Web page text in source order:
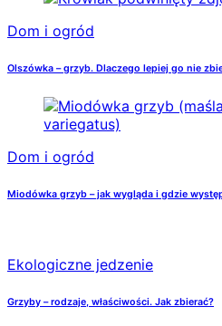
Dom i ogród
Olszówka – grzyb. Dlaczego lepiej go nie
Dom i ogród
Miodówka grzyb – jak wygląda i gdzie
Ekologiczne jedzenie
Grzyby – rodzaje, właściwości. Jak zbierać?